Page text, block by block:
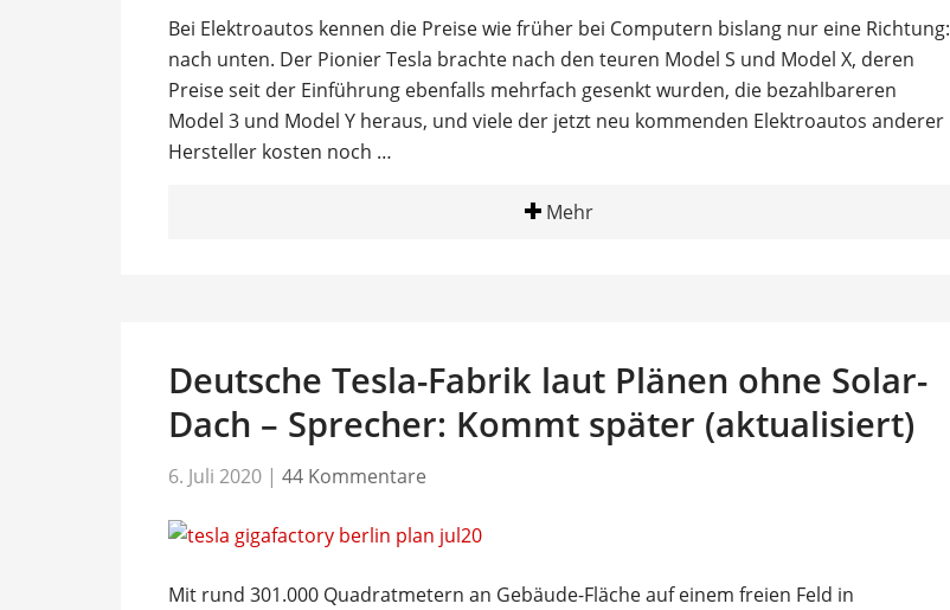
Bei Elektroautos kennen die Preise wie früher bei Computern bislang nur eine Richtung:
nach unten. Der Pionier Tesla brachte nach den teuren Model S und Model X, deren
Preise seit der Einführung ebenfalls mehrfach gesenkt wurden, die bezahlbareren
Model 3 und Model Y heraus, und viele der jetzt neu kommenden Elektroautos anderer
Hersteller kosten noch …
Mehr
Deutsche Tesla-Fabrik laut Plänen ohne Solar-
Dach – Sprecher: Kommt später (aktualisiert)
6. Juli 2020 | 44 Kommentare
Mit rund 301.000 Quadratmetern an Gebäude-Fläche auf einem freien Feld in